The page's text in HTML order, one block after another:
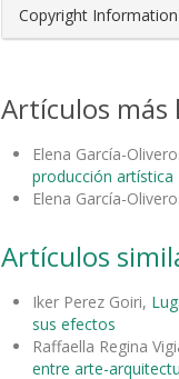
Copyright Information
Artículos más
Elena García-
producción artística
Elena García-
Artículos
Iker Perez Goiri,
sus efectos
Raffaella Regina
entre arte-